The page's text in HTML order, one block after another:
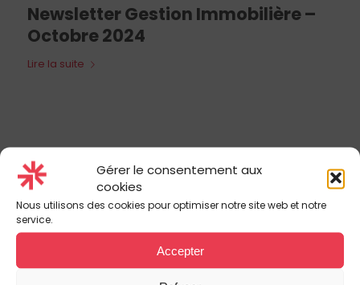
Gérer le consentement aux
cookies
Nous utilisons des cookies pour optimiser notre site web et notre
service.
Accepter
Newsletter Gestion Immobilière –
Octobre 2024
Lire la suite
NetikaReal Estatedevient Solareit